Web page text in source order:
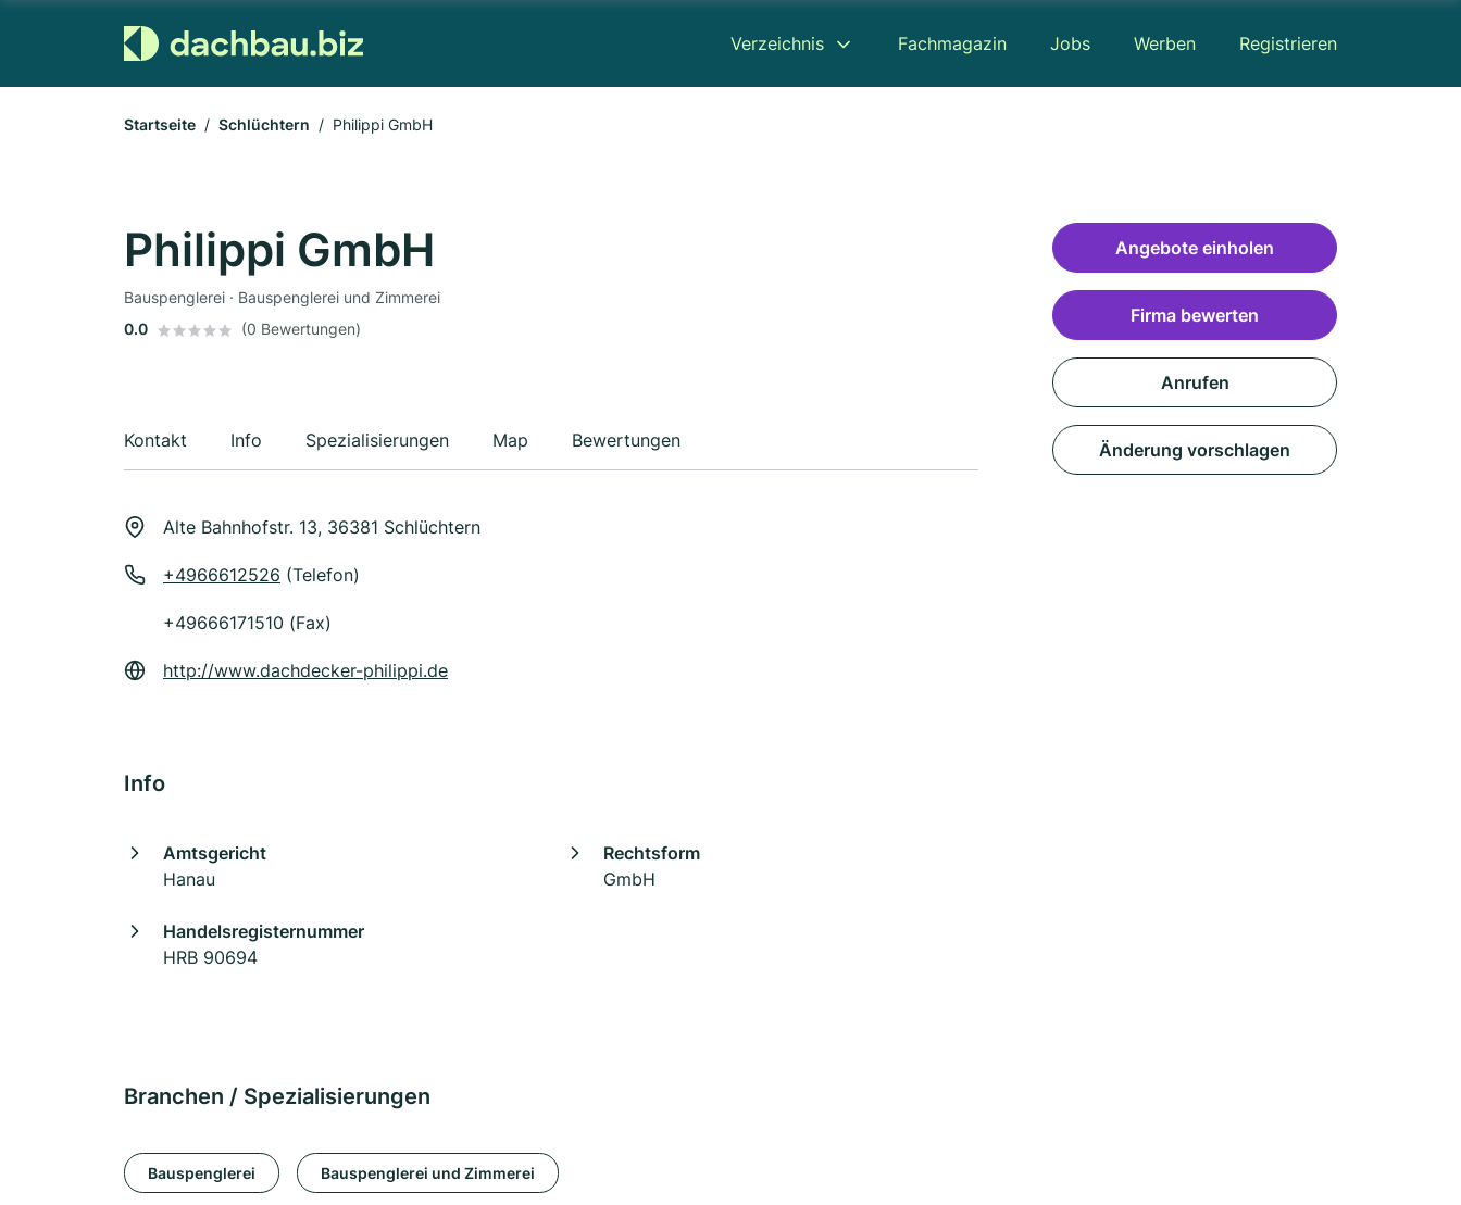
Verzeichnis Fachmagazin Jobs Werben Registrieren
Startseite Schlüchtern Philippi GmbH
Philippi GmbH
Bauspenglerei · Bauspenglerei und Zimmerei
0.0
(0 Bewertungen)
Kontakt Info Spezialisierungen Map Bewertungen
Alte Bahnhofstr. 13, 36381 Schlüchtern
+4966612526 (Telefon)
+49666171510 (Fax)
http://www.dachdecker-philippi.de
Info
Amtsgericht
Hanau
Rechtsform
GmbH
Handelsregisternummer
HRB 90694
Branchen / Spezialisierungen
Bauspenglerei Bauspenglerei und Zimmerei
Angebote einholen
Firma bewerten
Anrufen
Änderung vorschlagen